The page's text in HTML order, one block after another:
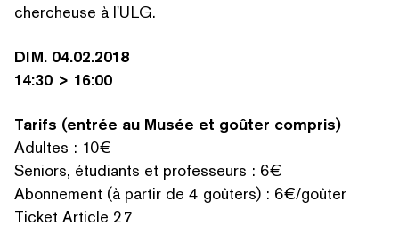
RECHERCHER PAR MOTS-CLÉS
chercheuse à l'ULG.
DIM. 04.02.2018
14:30 > 16:00
Tarifs (entrée au Musée et goûter compris)
Adultes : 10€
Seniors, étudiants et professeurs : 6€
Abonnement (à partir de 4 goûters) : 6€/goûter
Ticket Article 27